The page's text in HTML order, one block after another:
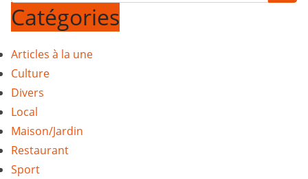
Catégories
Articles à la une
Culture
Divers
Local
Maison/Jardin
Restaurant
Sport